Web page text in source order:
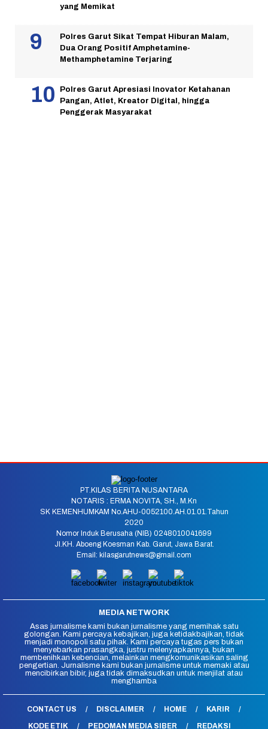
yang Memikat
Polres Garut Sikat Tempat Hiburan Malam,
Dua Orang Positif Amphetamine-
Methamphetamine Terjaring
Polres Garut Apresiasi Inovator Ketahanan
Pangan, Atlet, Kreator Digital, hingga
Penggerak Masyarakat
PT.KILAS BERITA NUSANTARA
NOTARIS : ERMA NOVITA, SH., M.Kn
SK KEMENHUMKAM No.AHU-0052100.AH.01.01.Tahun
2020
Nomor Induk Berusaha (NIB) 0248010041699
Jl.KH. Aboeng Koesman Kab. Garut, Jawa Barat.
Email: kilasgarutnews@gmail.com
MEDIA NETWORK
Asas jurnalisme kami bukan jurnalisme yang memihak satu
golongan. Kami percaya kebajikan, juga ketidakbajikan, tidak
menjadi monopoli satu pihak. Kami percaya tugas pers bukan
menyebarkan prasangka, justru melenyapkannya, bukan
membenihkan kebencian, melainkan mengkomunikasikan saling
pengertian. Jurnalisme kami bukan jurnalisme untuk memaki atau
mencibirkan bibir, juga tidak dimaksudkan untuk menjilat atau
menghamba
CONTACT US DISCLAIMER HOME
KARIR
KODE ETIK
PEDOMAN MEDIA SIBER REDAKSI